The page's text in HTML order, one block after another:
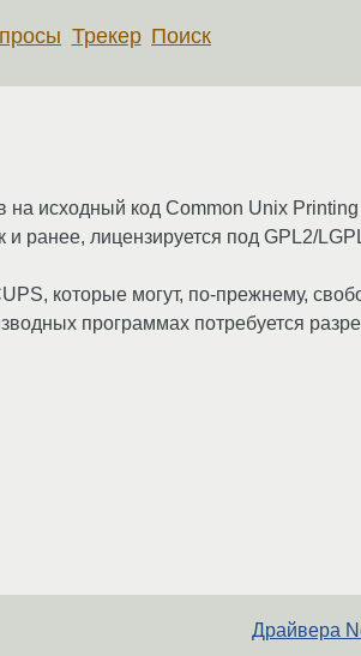
Трекер Поиск
исходный код Common Unix
ранее, лицензируется под GPL2/
которые могут, по-прежнему,
программах потребуется
Драйвера